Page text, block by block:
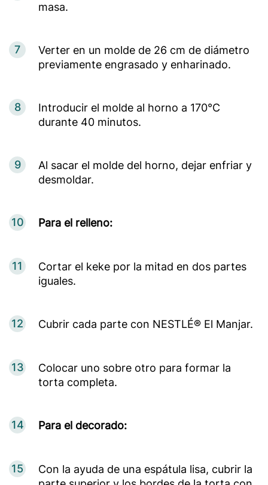
masa.
7
Verter en un molde de 26 cm de diámetro
previamente engrasado y enharinado.
8
Introducir el molde al horno a 170°C
durante 40 minutos.
9
Al sacar el molde del horno, dejar enfriar y
desmoldar.
10 Para el relleno:
11
Cortar el keke por la mitad en dos partes
iguales.
12 Cubrir cada parte con NESTLÉ® El Manjar.
13
Colocar uno sobre otro para formar la
torta completa.
14 Para el decorado:
15
Con la ayuda de una espátula lisa, cubrir la